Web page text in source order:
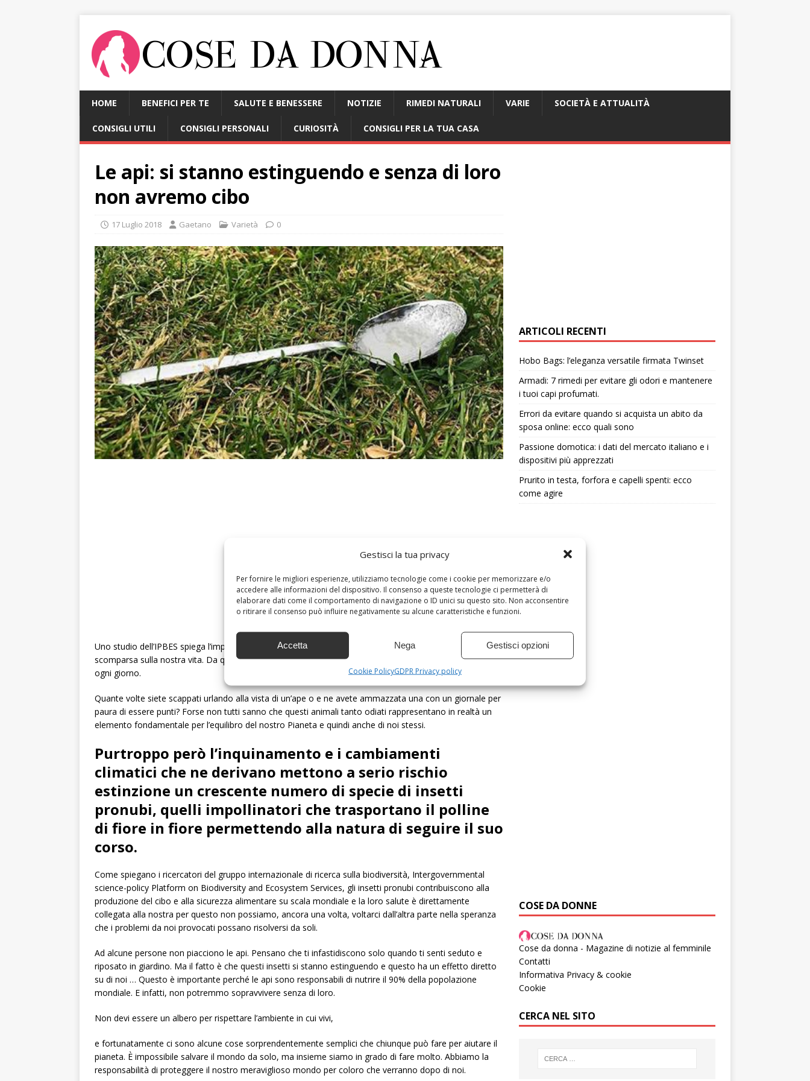
Gestisci la tua privacy
Per fornire le migliori esperienze, utilizziamo tecnologie come i cookie per memorizzare e/o
accedere alle informazioni del dispositivo. Il consenso a queste tecnologie ci permetterà di
elaborare dati come il comportamento di navigazione o ID unici su questo sito. Non acconsentire
o ritirare il consenso può influire negativamente su alcune caratteristiche e funzioni.
Accetta Nega Gestisci opzioni
Cookie PolicyGDPR Privacy policy
HOME BENEFICI PER TE SALUTE E BENESSERE NOTIZIE RIMEDI NATURALI VARIE SOCIETÀ E ATTUALITÀ
CONSIGLI UTILI CONSIGLI PERSONALI CURIOSITÀ CONSIGLI PER LA TUA CASA
Le api: si stanno estinguendo e senza di loro
non avremo cibo
17 Luglio 2018 Gaetano Varietà 0
Uno studio dell’IPBES spiega l’importanza degli insetti pronubi e dell’impatto che potrebbe avere la loro
scomparsa sulla nostra vita. Da questi esseri viventi dipende infatti molti degli alimenti di cui ci nutriamo
ogni giorno.
Quante volte siete scappati urlando alla vista di un’ape o e ne avete ammazzata una con un giornale per
paura di essere punti? Forse non tutti sanno che questi animali tanto odiati rappresentano in realtà un
elemento fondamentale per l’equilibro del nostro Pianeta e quindi anche di noi stessi.
Purtroppo però l’inquinamento e i cambiamenti
climatici che ne derivano mettono a serio rischio
estinzione un crescente numero di specie di insetti
pronubi, quelli impollinatori che trasportano il polline
di fiore in fiore permettendo alla natura di seguire il suo
corso.
Come spiegano i ricercatori del gruppo internazionale di ricerca sulla biodiversità, Intergovernmental
science-policy Platform on Biodiversity and Ecosystem Services, gli insetti pronubi contribuiscono alla
produzione del cibo e alla sicurezza alimentare su scala mondiale e la loro salute è direttamente
collegata alla nostra per questo non possiamo, ancora una volta, voltarci dall’altra parte nella speranza
che i problemi da noi provocati possano risolversi da soli.
Ad alcune persone non piacciono le api. Pensano che ti infastidiscono solo quando ti senti seduto e
riposato in giardino. Ma il fatto è che questi insetti si stanno estinguendo e questo ha un effetto diretto
su di noi … Questo è importante perché le api sono responsabili di nutrire il 90% della popolazione
mondiale. E infatti, non potremmo sopravvivere senza di loro.
Non devi essere un albero per rispettare l’ambiente in cui vivi,
e fortunatamente ci sono alcune cose sorprendentemente semplici che chiunque può fare per aiutare il
pianeta. È impossibile salvare il mondo da solo, ma insieme siamo in grado di fare molto. Abbiamo la
responsabilità di proteggere il nostro meraviglioso mondo per coloro che verranno dopo di noi.
ARTICOLI RECENTI
Hobo Bags: l’eleganza versatile firmata Twinset
Armadi: 7 rimedi per evitare gli odori e mantenere
i tuoi capi profumati.
Errori da evitare quando si acquista un abito da
sposa online: ecco quali sono
Passione domotica: i dati del mercato italiano e i
dispositivi più apprezzati
Prurito in testa, forfora e capelli spenti: ecco
come agire
COSE DA DONNE
Cose da donna - Magazine di notizie al femminile
Contatti
Informativa Privacy & cookie
Cookie
CERCA NEL SITO